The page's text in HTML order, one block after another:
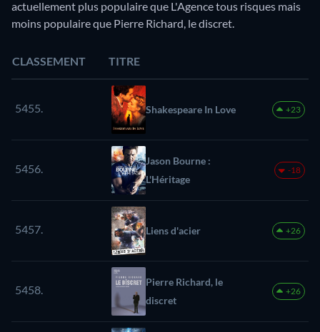
actuellement plus populaire que L'Agence tous risques mais
moins populaire que Pierre Richard, le discret.
CLASSEMENT TITRE
5455. Shakespeare In Love +23
5456.
Jason Bourne :
L'Héritage
-18
5457. Liens d'acier +26
5458.
Pierre Richard, le
discret
+26